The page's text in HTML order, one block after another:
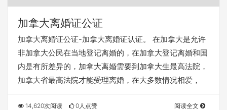
加拿大离婚证公证
加拿大离婚证公证-加拿大离婚证认证。 在加拿大是允许
非加拿大公民在当地登记离婚的，在加拿大登记离婚和国
内是有所差异的，加拿大离婚需要到加拿大生最高法院，
加拿大省最高法院才能受理离婚，在大多数情况相爱，
14,620次阅读 0人点赞 阅读全文